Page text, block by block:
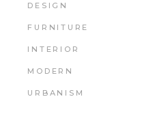
DESIGN
FURNITURE
INTERIOR
MODERN
URBANISM